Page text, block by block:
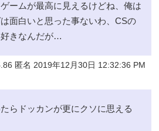
ームが最高に見えるけどね、俺は
面白いと思った事ないわ、CSの
好きなんだが…
匿名 2019年12月30日 12:32:36 PM
らドッカンが更にクソに思える